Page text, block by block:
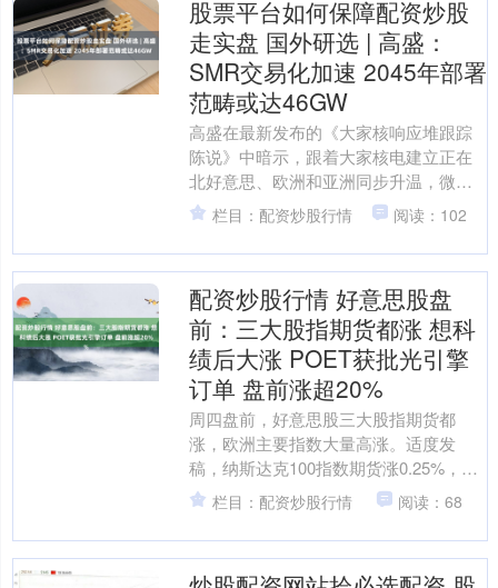
股票平台如何保障配资炒股
走实盘 国外研选 | 高盛：
SMR交易化加速 2045年部署
范畴或达46GW
高盛在最新发布的《大家核响应堆跟踪
陈说》中暗示，跟着大家核电建立正在
北好意思、欧洲和亚洲同步升温，微型
模块化响应堆（SMR）的交易化落地可
能进一步推高过去二十年....
栏目：配资炒股行情 阅读：102
配资炒股行情 好意思股盘
前：三大股指期货都涨 想科
绩后大涨 POET获批光引擎
订单 盘前涨超20%
周四盘前，好意思股三大股指期货都
涨，欧洲主要指数大量高涨。适度发
稿，纳斯达克100指数期货涨0.25%，说
念指期货涨0.80%，标普500指数期货涨
0.36%。....
栏目：配资炒股行情 阅读：68